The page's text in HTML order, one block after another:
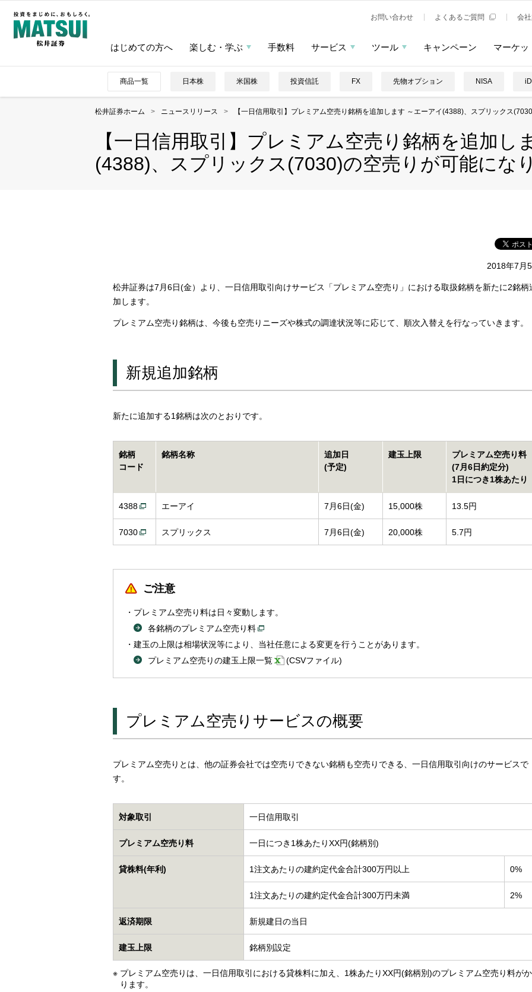
お問い合わせ よくあるご質問 会
はじめての方へ 楽しむ・学ぶ 手数料 サービス ツール キャンペーン マーケッ
商品一覧 日本株 米国株 投資信託 FX 先物オプション NISA
松井証券ホーム > ニュースリリース > 【一日信用取引】プレミアム空売り銘柄を追加します ～エーアイ(4388)、スプリックス
【一日信用取引】プレミアム空売り銘柄を追加し
(4388)、スプリックス(7030)の空売りが可能にな
2018年7月
松井証券は7月6日(金）より、一日信用取引向けサービス「プレミアム空売り」における取扱銘柄を新たに2銘柄
加します。
プレミアム空売り銘柄は、今後も空売りニーズや株式の調達状況等に応じて、順次入替えを行なっていきます。
新規追加銘柄
新たに追加する1銘柄は次のとおりです。
銘柄
コード
銘柄名称
追加日
(予定)
建玉上限
プレミアム空売り料
(7月6日約定分)
1日につき1株あたり
4388 エーアイ 7月6日(金) 15,000株 13.5円
7030 スプリックス 7月6日(金) 20,000株 5.7円
ご注意
プレミアム空売り料は日々変動します。
各銘柄のプレミアム空売り料
建玉の上限は相場状況等により、当社任意による変更を行うことがあります。
プレミアム空売りの建玉上限一覧
(CSVファイル)
プレミアム空売りサービスの概要
プレミアム空売りとは、他の証券会社では空売りできない銘柄も空売りできる、一日信用取引向けのサービスで
す。
対象取引 一日信用取引
プレミアム空売り料 一日につき1株あたりXX円(銘柄別)
貸株料(年利) 1注文あたりの建約定代金合計300万円以上 0%
1注文あたりの建約定代金合計300万円未満 2%
返済期限 新規建日の当日
建玉上限 銘柄別設定
※ プレミアム空売りは、一日信用取引における貸株料に加え、1株あたりXX円(銘柄別)のプレミアム空売り料が
ります。